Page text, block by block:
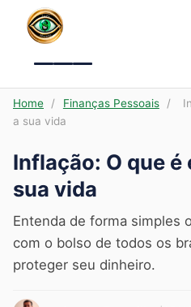
Menu
Home / Finanças Pessoais /
a sua vida
Inflação: O que é
sua vida
Entenda de forma simples
com o bolso de todos os
proteger seu dinheiro.